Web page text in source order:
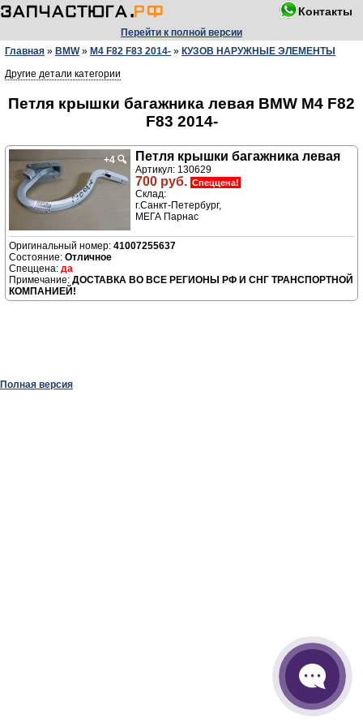
Контакты
Перейти к полной версии
Главная » BMW» M4 F82 F83 2014- » КУЗОВ НАРУЖНЫЕ ЭЛЕМЕНТЫ
Другие детали категории
Петля крышки багажника левая BMW M4 F82
F83 2014-
+4 🔍 Петля крышки багажника левая
Артикул: 130629
700 руб. Спеццена!
Склад:
г.Санкт-Петербург,
МЕГА Парнас
41007255637
Отличное
да
ДОСТАВКА ВО ВСЕ РЕГИОНЫ РФ И СНГ ТРАНСПОРТНОЙ
КОМПАНИЕЙ!
Полная версия